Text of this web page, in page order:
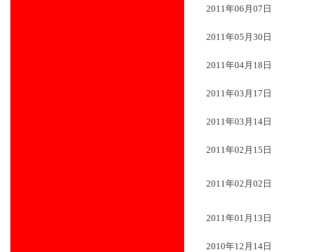
2011年06月07日
2011年05月30日
2011年04月18日
2011年03月17日
2011年03月14日
2011年02月15日
2011年02月02日
2011年01月13日
2010年12月14日